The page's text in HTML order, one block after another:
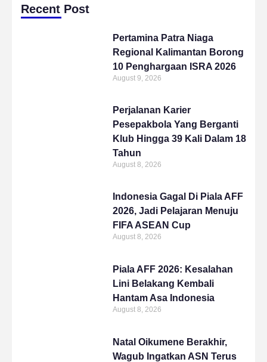
Recent Post
Pertamina Patra Niaga
Regional Kalimantan Borong
10 Penghargaan ISRA 2026
August 9, 2026
Perjalanan Karier
Pesepakbola Yang Berganti
Klub Hingga 39 Kali Dalam 18
Tahun
August 8, 2026
Indonesia Gagal Di Piala AFF
2026, Jadi Pelajaran Menuju
FIFA ASEAN Cup
August 8, 2026
Piala AFF 2026: Kesalahan
Lini Belakang Kembali
Hantam Asa Indonesia
August 8, 2026
Natal Oikumene Berakhir,
Wagub Ingatkan ASN Terus